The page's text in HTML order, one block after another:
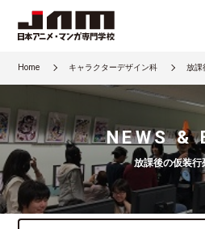
Home キャラクターデザイン科 放課
NEWS &
放課後の仮装行